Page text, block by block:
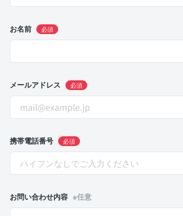
お名前 必須
メールアドレス 必須
携帯電話番号 必須
お問い合わせ内容 ※任意